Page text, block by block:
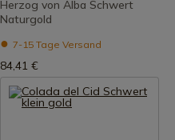
Herzog von Alba Schwert
Naturgold
7-15 Tage Versand
84,41 €